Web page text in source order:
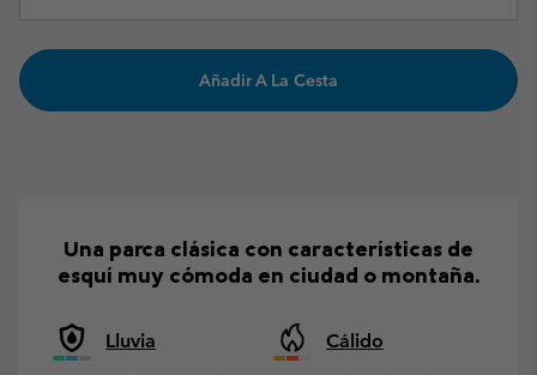
Añadir A La Cesta
Una parca clásica con características de
esquí muy cómoda en ciudad o montaña.
Lluvia
Cálido